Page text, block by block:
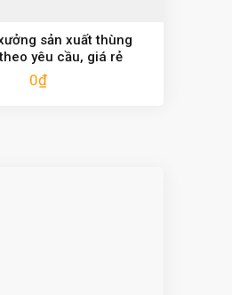
sản xuất thùng
yêu cầu, giá rẻ
0₫